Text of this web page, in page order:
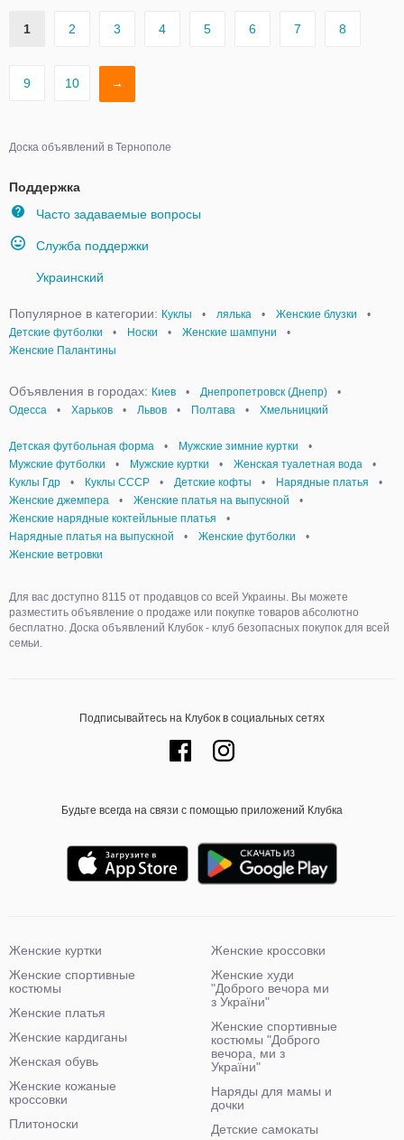
1 2 3 4 5 6 7 8
9 10 →
Доска объявлений в Тернополе
Поддержка
Часто задаваемые вопросы
Служба поддержки
Украинский
Популярное в категории: Куклы • лялька • Женские блузки
•
Детские футболки
• Носки • Женские шампуни
•
Женские Палантины
Объявления в городах: Киев • Днепропетровск (Днепр)
•
Одесса
• Харьков • Львов • Полтава • Хмельницкий
Детская футбольная форма • Мужские зимние куртки
•
Мужские футболки
• Мужские куртки • Женская туалетная вода
•
Куклы Гдр
• Куклы СССР • Детские кофты • Нарядные платья
•
Женские джемпера
• Женские платья на выпускной
•
Женские нарядные коктейльные платья
•
Нарядные платья на выпускной
• Женские футболки
•
Женские ветровки
Для вас доступно 8115 от продавцов со всей Украины. Вы можете
разместить объявление о продаже или покупке товаров абсолютно
бесплатно. Доска объявлений Клубок - клуб безопасных покупок для всей
семьи.
Подписывайтесь на Клубок в социальных сетях
Будьте всегда на связи с помощью приложений Клубка
Женские куртки
Женские спортивные
костюмы
Женские платья
Женские кардиганы
Женская обувь
Женские кожаные
кроссовки
Плитоноски
Женские кроссовки
Женские худи
"Доброго вечора ми
з України"
Женские спортивные
костюмы "Доброго
вечора, ми з
України"
Наряды для мамы и
дочки
Детские самокаты